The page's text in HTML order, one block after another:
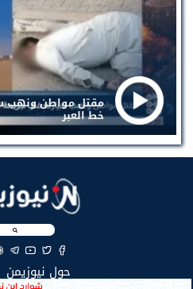
مقتل مواطن ونهب
خط العبر
حول نيوزيمن